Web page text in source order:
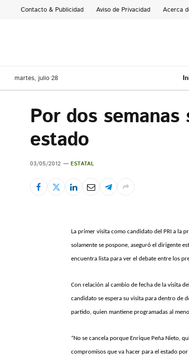
Contacto & Publicidad Aviso de Privacidad Acerca
martes, julio 28
Por dos
estado
03/05/2012 ESTATAL
La primer visita como candidato del PRI a la
solamente se pospone, aseguró el dirigente
encuentra lista para ver el debate entre los
Con relación al cambio de fecha de la visita
candidato se espera su visita para dentro de
partido, quien mantiene programadas al
“No se cancela porque Enrique Peña Nieto,
compromisos que va hacer para el estado